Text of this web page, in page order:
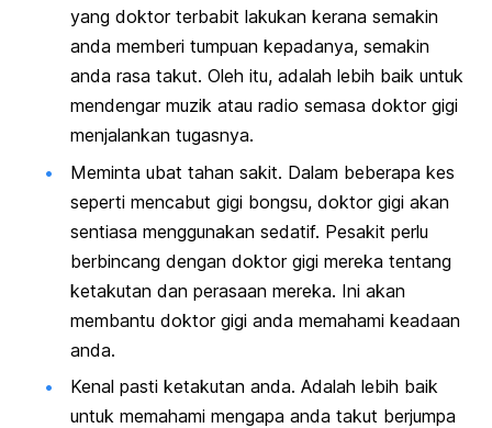
yang doktor terbabit lakukan kerana semakin
anda memberi tumpuan kepadanya, semakin
anda rasa takut. Oleh itu, adalah lebih baik untuk
mendengar muzik atau radio semasa doktor gigi
menjalankan tugasnya.
Meminta ubat tahan sakit. Dalam beberapa kes
seperti mencabut gigi bongsu, doktor gigi akan
sentiasa menggunakan sedatif. Pesakit perlu
berbincang dengan doktor gigi mereka tentang
ketakutan dan perasaan mereka. Ini akan
membantu doktor gigi anda memahami keadaan
anda.
Kenal pasti ketakutan anda. Adalah lebih baik
untuk memahami mengapa anda takut berjumpa